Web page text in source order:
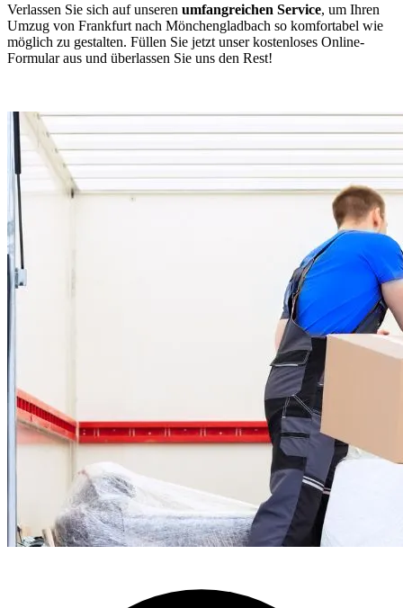
Verlassen Sie sich auf unseren umfangreichen Service, um Ihren
Umzug von Frankfurt nach Mönchengladbach so komfortabel wie
möglich zu gestalten. Füllen Sie jetzt unser kostenloses Online-
Formular aus und überlassen Sie uns den Rest!